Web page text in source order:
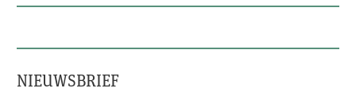
NIEUWSBRIEF